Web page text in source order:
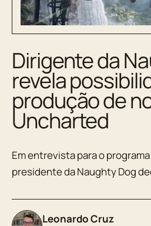
Dirigente da
revela
produção de
Uncharted
Em entrevista para o
presidente da Naughty Dog
Leonardo Cruz